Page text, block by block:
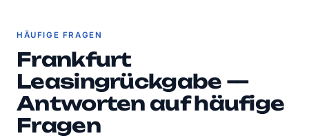
HÄUFIGE FRAGEN
Frankfurt
Leasingrückgabe —
Antworten auf häufige
Fragen